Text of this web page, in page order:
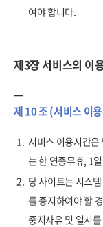
여야 합니다.
제3장 서비스의 이
제 10 조 (서비스 이
1. 서비스 이용시간은
는 한 연중무휴, 1
2. 당 사이트는 시스
를 중지하여야 할
중지사유 및 일시